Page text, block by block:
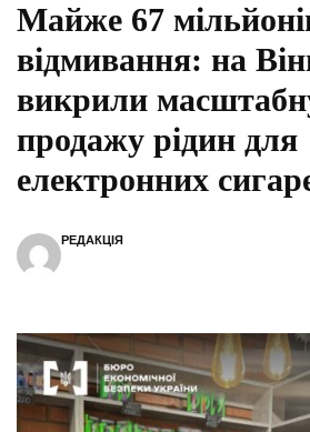
Майже 67
відмивання: на
викрили
продажу рідин для
електронних
РЕДАКЦІЯ